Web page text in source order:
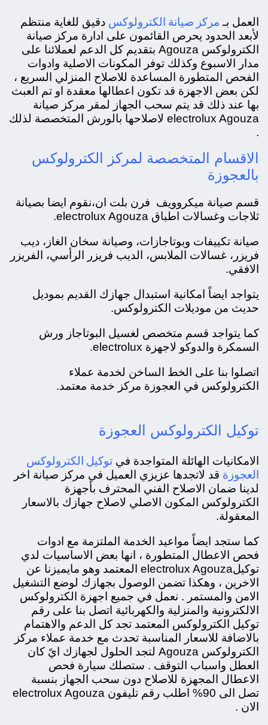
العمل بـ مركز صيانة الكترولوكس دقيق للغاية منتظم
لأبعد الحدود يحرص القائمون على ادارة مركز صيانة
الكترولوكس Agouza بتقديم كل الدعم لعملائنا على
مدار الاسبوع وكذلك توفر المكونات الاصلية وادوات
الفحص المتطورة المساعدة للاصلاح المنزلي السريع ،
لكن بعض الاجهزة قد تكون اعطالها معقدة او تم العبث
بها عند ذلك قد يتم سحب الجهاز لمقر مركز صيانة
electrolux Agouza لاصلاحها بالورش المتخصصة لذلك
.
الاقسام المتخصصة لمركز الكترولوكس
بالعجوزة
قسم صيانة ميكروويف فرن بلت ان،نقوم ايضا بصيانة
ثلاجات وغسالات اطباق electrolux Agouza.
صيانة تكييفات وبوتاجازات، وصيانة سخان الغاز، ديب
فريزر، غسالات الملابس، الديب فريزر الرأسي، الفريزر
الافقي.
يتواجد ايضاً امكانية استبدال جهازك القديم بموديل
حديث من موديلات الكترولوكس.
كما يتواجد قسم متخصص لغسيل البوتاجاز ورش
السمكرة والدوكو لاجهزة electrolux.
اتصلوا بنا على الخط الساخن لخدمة عملاء
الكترولوكس في العجوزة مركز خدمة معتمد.
توكيل الكترولوكس العجوزة
الامكانيات الهائلة المتواجدة في توكيل الكترولوكس
العجوزة قد لاتجدها عزيزي العميل في مركز صيانة اخر
لدينا ضمان الاصلاح الفني المحترف بأجهزة
الكترولوكس المكون الاصلي لاصلاح جهازك بالاسعار
المعقولة.
كما ستجد ايضاً مواعيد الخدمة الملتزمة مع ادوات
فحص الاعطال المتطورة ، انها بعض الاساسيات لدي
توكيلelectrolux Agouza المعتمد وهو مايميزنا عن
الاخرين ، وهكذا تضمن الوصول بجهازك لوضع التشغيل
الامن والمستمر . نعمل في جميع اجهزة الكترولوكس
الالكترونية والمنزلية والكهربائية اتصل بنا على رقم
توكيل الكترولوكس المعتمد تجد كل الدعم والاهتمام
بالاضافة للاسعار المناسبة تحدث مع خدمة عملاء مركز
الكترولوكس Agouza لتجد الحلول لجهازك ايً كان
العطل واسباب التوقف . ستصلك سيارة فحص
الاعطال المجهزة للاصلاح دون سحب الجهاز بنسبة
تصل الى 90% اطلب رقم تليفون electrolux Agouza
الان .